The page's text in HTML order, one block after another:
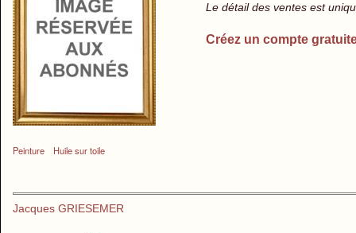
Peinture Huile sur toile
Le détail des ventes est
Créez un compte
Jacques GRIESEMER